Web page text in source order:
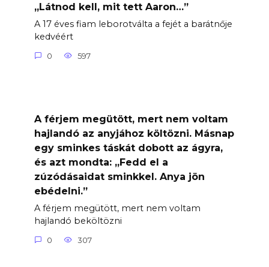
„Látnod kell, mit tett Aaron…”
A 17 éves fiam leborotválta a fejét a barátnője
kedvéért
0 597
A férjem megütött, mert nem voltam
hajlandó az anyjához költözni. Másnap
egy sminkes táskát dobott az ágyra,
és azt mondta: „Fedd el a
zúzódásaidat sminkkel. Anya jön
ebédelni.”
A férjem megütött, mert nem voltam
hajlandó beköltözni
0 307